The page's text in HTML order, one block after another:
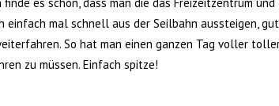
im
ihre
einfach mal schnell aus der Seilbahn aussteigen,
So hat man einen ganzen Tag voller
zu müssen. Einfach spitze!